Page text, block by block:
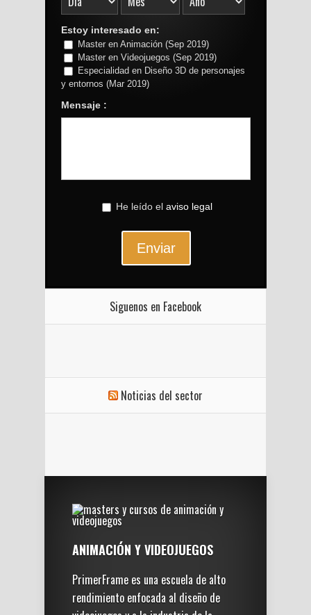
Estoy interesado en:
Master en Animación (Sep 2019)
Master en Videojuegos (Sep 2019)
Especialidad en Diseño 3D de personajes
y entornos (Mar 2019)
Mensaje :
He leído el aviso legal
Enviar
Siguenos en Facebook
Noticias del sector
ANIMACIÓN Y VIDEOJUEGOS
PrimerFrame es una escuela de alto
rendimiento enfocada al diseño de